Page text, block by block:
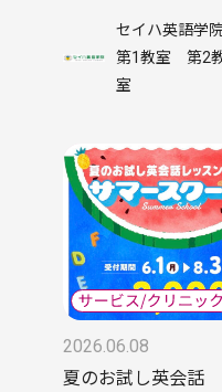
セイハ英語学
第1教室 第2
室
2026.06.08
夏のお試し英会話